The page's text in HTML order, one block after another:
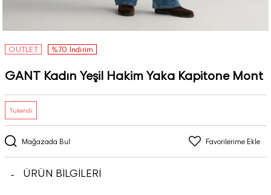
OUTLET %70 İndirim
GANT Kadın Yeşil Hakim Yaka Kapitone Mont
Mağazada Bul Favorilerime Ekle
Tükendi
ÜRÜN BİLGİLERİ